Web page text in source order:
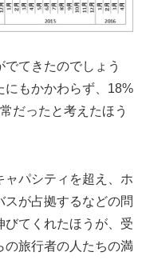
てきたのでしょう
にもかかわらず、18%
だったと考えたほう
ャパシティを超え、ホ
が占拠するなどの問
びてくれたほうが、受
の旅行者の人たちの満